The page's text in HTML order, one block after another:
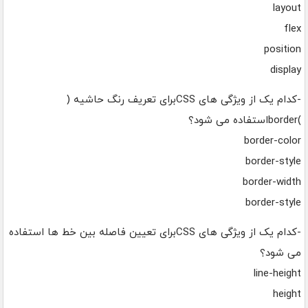
layout
flex
position
display
-کدام یک از ویژگی های CSSبرای تعریف رنگ حاشیه (
)borderاستفاده می شود؟
border-color
border-style
border-width
border-style
-کدام یک از ویژگی های CSSبرای تعیین فاصله بین خط ها استفاده
می شود؟
line-height
height